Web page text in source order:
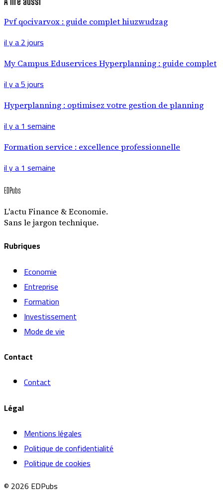
Pvf qocivarvox : guide complet hiuzwudzag
il y a 2 jours
My Campus Eduservices Hyperplanning : guide complet
il y a 5 jours
Hyperplanning : optimisez votre gestion de planning
il y a 1 semaine
Formation service : excellence professionnelle
il y a 1 semaine
EDPubs
L'actu Finance & Economie.
Sans le jargon technique.
Rubriques
Economie
Entreprise
Formation
Investissement
Mode de vie
Contact
Contact
Légal
Mentions légales
Politique de confidentialité
Politique de cookies
© 2026 EDPubs